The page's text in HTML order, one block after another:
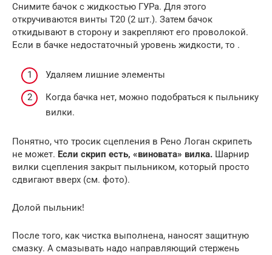
Снимите бачок с жидкостью ГУРа. Для этого
откручиваются винты T20 (2 шт.). Затем бачок
откидывают в сторону и закрепляют его проволокой.
Если в бачке недостаточный уровень жидкости, то .
Удаляем лишние элементы
Когда бачка нет, можно подобраться к пыльнику
вилки.
Понятно, что тросик сцепления в Рено Логан скрипеть
не может. Если скрип есть, «виновата» вилка. Шарнир
вилки сцепления закрыт пыльником, который просто
сдвигают вверх (см. фото).
Долой пыльник!
После того, как чистка выполнена, наносят защитную
смазку. А смазывать надо направляющий стержень